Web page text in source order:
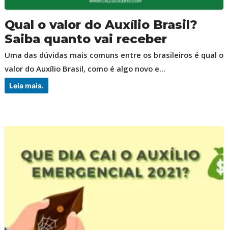
Qual o valor do Auxílio Brasil?
Saiba quanto vai receber
Uma das dúvidas mais comuns entre os brasileiros é qual o
valor do Auxílio Brasil, como é algo novo e...
Leia mais.